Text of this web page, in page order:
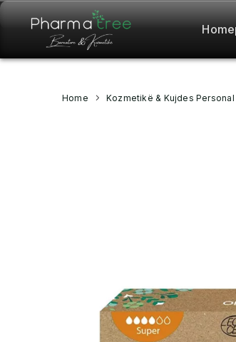
Home Kozmetikë & Kujdes Personal